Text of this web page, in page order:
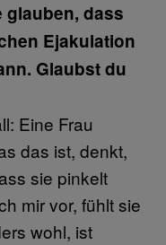
glauben, dass
Ejakulation
Glaubst du
Eine Frau
das ist, denkt,
sie pinkelt
mir vor, fühlt sie
wohl, ist